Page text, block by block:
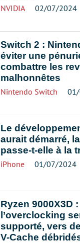
NVIDIA 02/07/2024
Switch 2 :
éviter une
combattre les
malhonnêtes
Nintendo Switch
Le
aurait démarré,
passe-t-elle à la
iPhone 01/07/2024
Ryzen 9000X3D :
l’overclocking
supporté, vers
V-Cache